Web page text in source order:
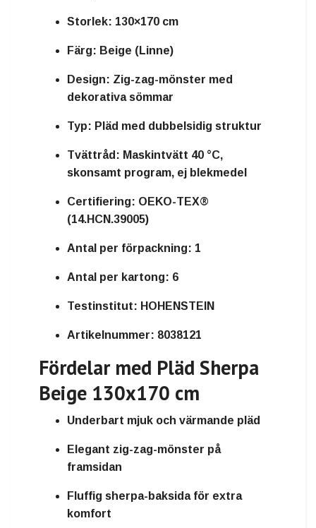
Storlek: 130×170 cm
Färg: Beige (Linne)
Design: Zig-zag-mönster med
dekorativa sömmar
Typ: Pläd med dubbelsidig struktur
Tvättråd: Maskintvätt 40 °C,
skonsamt program, ej blekmedel
Certifiering: OEKO-TEX®
(14.HCN.39005)
Antal per förpackning: 1
Antal per kartong: 6
Testinstitut: HOHENSTEIN
Artikelnummer: 8038121
Fördelar med Pläd Sherpa
Beige 130x170 cm
Underbart mjuk och värmande pläd
Elegant zig-zag-mönster på
framsidan
Fluffig sherpa-baksida för extra
komfort